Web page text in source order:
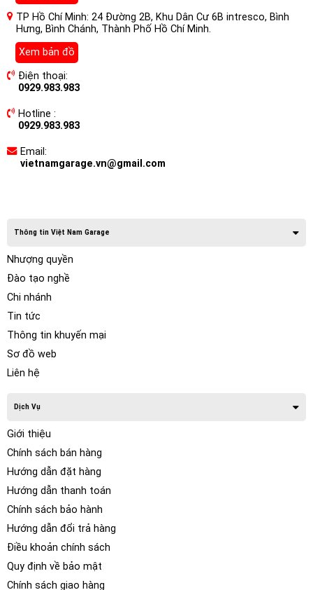
TP Hồ Chí Minh: 24 Đường 2B, Khu Dân Cư 6B intresco, Bình
Hưng, Bình Chánh, Thành Phố Hồ Chí Minh.
Xem bản đồ
Điện thoại:
0929.983.983
Hotline :
0929.983.983
Email:
vietnamgarage.vn@gmail.com
Thông tin Việt Nam Garage
Nhượng quyền
Đào tạo nghề
Chi nhánh
Tin tức
Thông tin khuyến mại
Sơ đồ web
Liên hệ
Dịch Vụ
Giới thiệu
Chính sách bán hàng
Hướng dẫn đặt hàng
Hướng dẫn thanh toán
Chính sách bảo hành
Hướng dẫn đổi trả hàng
Điều khoản chính sách
Quy định về bảo mật
Chính sách giao hàng